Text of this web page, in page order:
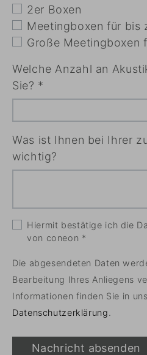
2er Boxen
Meetingboxen für bis
Große Meetingboxen
Welche Anzahl an
Sie? *
Was ist Ihnen bei Ihrer
wichtig?
Hiermit bestätige ich die
von coneon *
Die abgesendeten Daten
Bearbeitung Ihres Anliegens
Informationen finden Sie in
Datenschutzerklärung
Nachricht absenden